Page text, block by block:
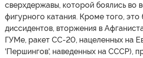
сверхдержавы, которой боялись во
фигурного катания. Кроме того,
диссидентов, вторжения в
ГУМе, ракет СС-20, нацеленных на
'Першингов', наведенных на СССР),